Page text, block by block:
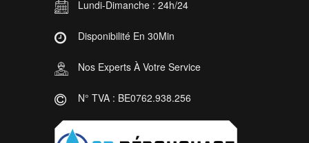
Lundi-Dimanche : 24h/24
Disponibilité En 30Min
Nos Experts À Votre Service
N° TVA : BE0762.938.256